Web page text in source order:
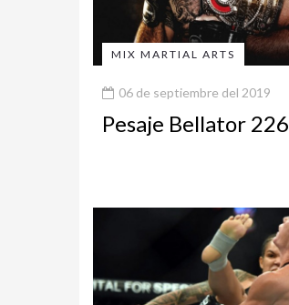
MIX MARTIAL ARTS
06 de septiembre del 2019
Pesaje Bellator 226